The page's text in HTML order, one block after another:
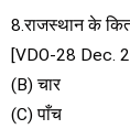
8.राजस्थान के
[VDO-28 Dec.
(B) चार
(C) पाँच